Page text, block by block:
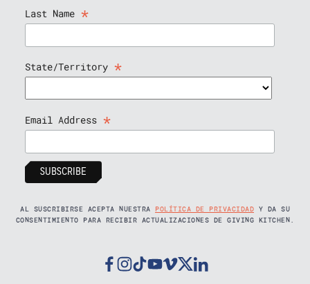
Last Name *
State/Territory *
Email Address *
AL SUSCRIBIRSE ACEPTA NUESTRA POLÍTICA DE PRIVACIDAD Y DA SU
CONSENTIMIENTO PARA RECIBIR ACTUALIZACIONES DE GIVING KITCHEN.
Facebook
Instagram
TiktokYoutube
VimeoTwitterLinkedin